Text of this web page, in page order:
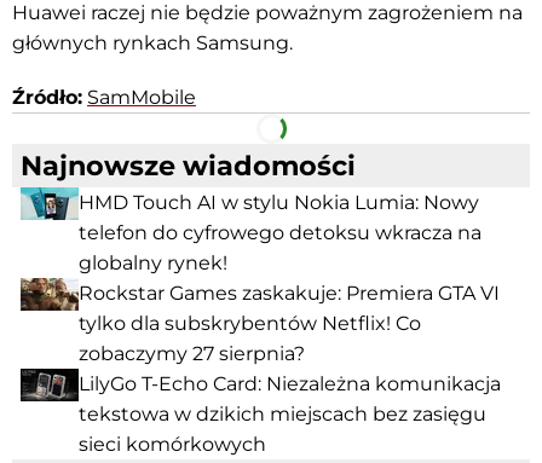
Huawei raczej nie będzie poważnym zagrożeniem na
głównych rynkach Samsung.
Źródło: SamMobile
Facebook Telegram
Najnowsze wiadomości
HMD Touch AI w stylu Nokia Lumia: Nowy
telefon do cyfrowego detoksu wkracza na
globalny rynek!
Rockstar Games zaskakuje: Premiera GTA VI
tylko dla subskrybentów Netflix! Co
zobaczymy 27 sierpnia?
LilyGo T-Echo Card: Niezależna komunikacja
tekstowa w dzikich miejscach bez zasięgu
sieci komórkowych